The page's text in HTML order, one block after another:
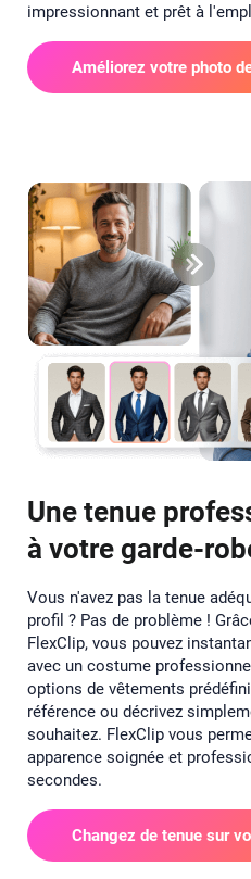
impressionnant et prêt à
Améliorez votre photo
Une tenue
à votre garde-
Vous n'avez pas la tenue
profil ? Pas de problème !
FlexClip, vous pouvez
avec un costume
options de vêtements
référence ou décrivez
souhaitez. FlexClip vous
apparence soignée et
secondes.
Changez de tenue sur